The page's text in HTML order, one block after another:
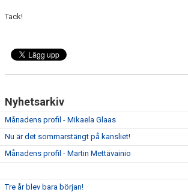
Tack!
Nyhetsarkiv
Månadens profil - Mikaela Glaas
Nu är det sommarstängt på kansliet!
Månadens profil - Martin Mettävainio
Tre år blev bara början!